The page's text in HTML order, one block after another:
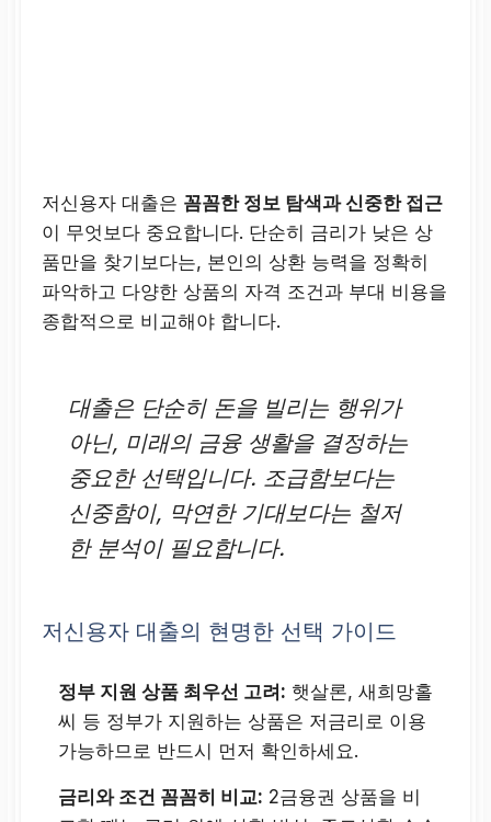
저신용자 대출은 꼼꼼한 정보 탐색과 신중한 접근
이 무엇보다 중요합니다. 단순히 금리가 낮은 상
품만을 찾기보다는, 본인의 상환 능력을 정확히
파악하고 다양한 상품의 자격 조건과 부대 비용을
종합적으로 비교해야 합니다.
대출은 단순히 돈을 빌리는 행위가
아닌, 미래의 금융 생활을 결정하는
중요한 선택입니다. 조급함보다는
신중함이, 막연한 기대보다는 철저
한 분석이 필요합니다.
저신용자 대출의 현명한 선택 가이드
정부 지원 상품 최우선 고려: 햇살론, 새희망홀
씨 등 정부가 지원하는 상품은 저금리로 이용
가능하므로 반드시 먼저 확인하세요.
금리와 조건 꼼꼼히 비교: 2금융권 상품을 비